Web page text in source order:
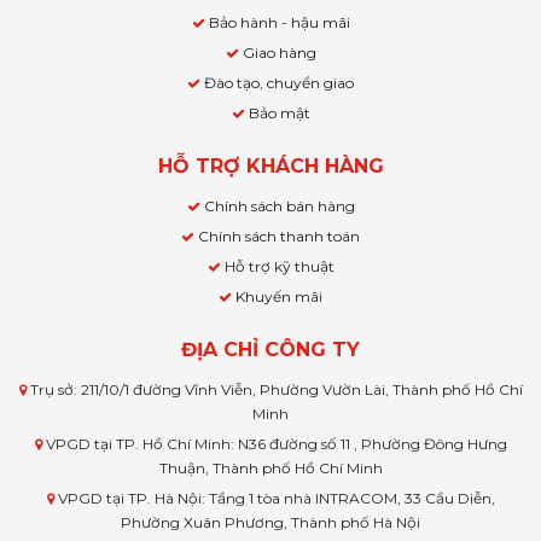
Bảo hành - hậu mãi
Giao hàng
Đào tạo, chuyển giao
Bảo mật
HỖ TRỢ KHÁCH HÀNG
Chính sách bán hàng
Chính sách thanh toán
Hỗ trợ kỹ thuật
Khuyến mãi
ĐỊA CHỈ CÔNG TY
Trụ sở: 211/10/1 đường Vĩnh Viễn, Phường Vườn Lài, Thành phố Hồ Chí
Minh
VPGD tại TP. Hồ Chí Minh: N36 đường số 11 , Phường Đông Hưng
Thuận, Thành phố Hồ Chí Minh
VPGD tại TP. Hà Nội: Tầng 1 tòa nhà INTRACOM, 33 Cầu Diễn,
Phường Xuân Phương, Thành phố Hà Nội